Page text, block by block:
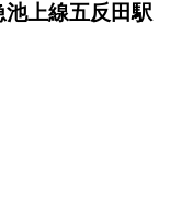
上線五反田駅